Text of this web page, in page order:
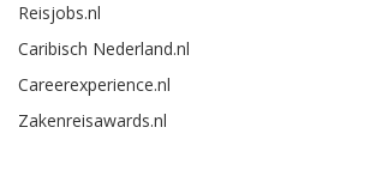
Reisjobs.nl
Caribisch Nederland.nl
Careerexperience.nl
Zakenreisawards.nl